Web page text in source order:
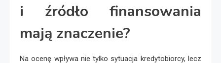
i źródło finansowania
mają znaczenie?
Na ocenę wpływa nie tylko sytuacja kredytobiorcy, lecz